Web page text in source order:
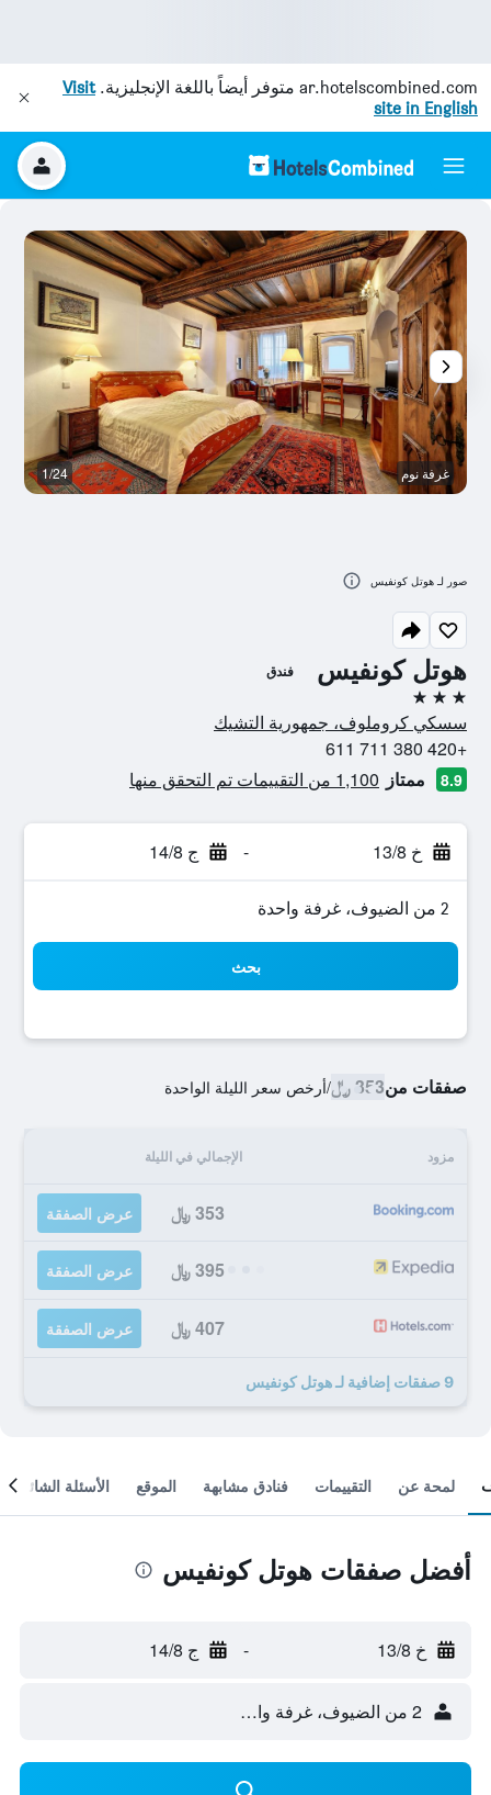
ar.hotelscombined.com متوفر أيضاً باللغة الإنجليزية.Visit
site in English
هوتل كونفيس فندق
3 نجوم
سسكي كروملوف، جمهورية التشيك
+420 380 711 611
8.9 ممتاز 1,100 من التقييمات تم التحقق منها
خ 13/8 - ج 14/8
2 من الضيوف، غرفة واحدة
بحث
صفقات من353 ﷼ /أرخص سعر الليلة الواحدة
مزود الإجمالي في الليلة
353 ﷼ عرض الصفقة
395 ﷼ عرض الصفقة
407 ﷼ عرض الصفقة
9 صفقات إضافية لـ هوتل كونفيس
غرفة نوم 1/24
صور لـ هوتل كونفيس
لمحة عن التقييمات فنادق مشابهة الموقع الأسئلة الشائعة
أفضل صفقات هوتل كونفيس
خ 13/8 - ج 14/8
2 من الضيوف، غرفة واحدة